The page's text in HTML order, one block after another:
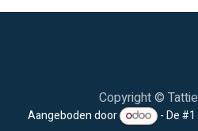
Copyright ©
Aangeboden door - De #1